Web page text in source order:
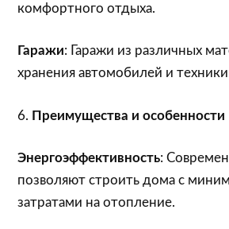
комфортного отдыха.
Гаражи: Гаражи из различных
хранения автомобилей и
6. Преимущества и особенности
Энергоэффективность:
позволяют строить дома с
затратами на отопление.